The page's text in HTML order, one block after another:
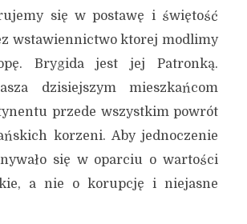
się w postawę i świętość
wstawiennictwo ktorej modlimy
Brygida jest jej Patronką.
dzisiejszym mieszkańcom
przede wszystkim powrót
korzeni. Aby jednoczenie
się w oparciu o wartości
a nie o korupcję i niejasne